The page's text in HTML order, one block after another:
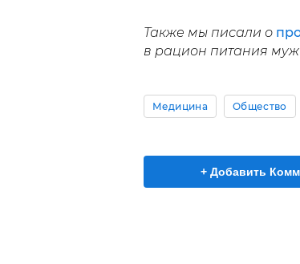
Также мы писали о
в рацион питания
Медицина Общество
+ Добавить